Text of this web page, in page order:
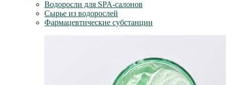
Водоросли для SPA-салонов
Сырье из водорослей
Фармацевтические субстанции